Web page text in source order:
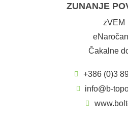
ZUNANJE
zVEM
Čakalne
+386 (0)3
info@b-